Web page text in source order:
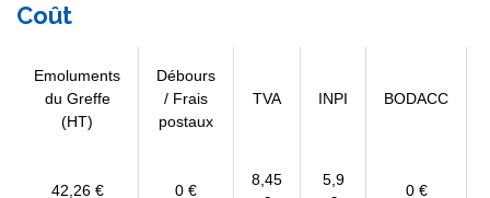
Coût
Emoluments
du Greffe
(HT)
Débours
/ Frais
postaux
TVA INPI BODACC
42,26 € 0 €
8,45
5,9
0 €